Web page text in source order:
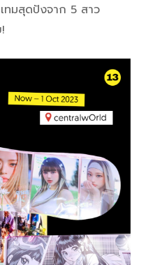
ทมสุดปังจาก 5 สาว